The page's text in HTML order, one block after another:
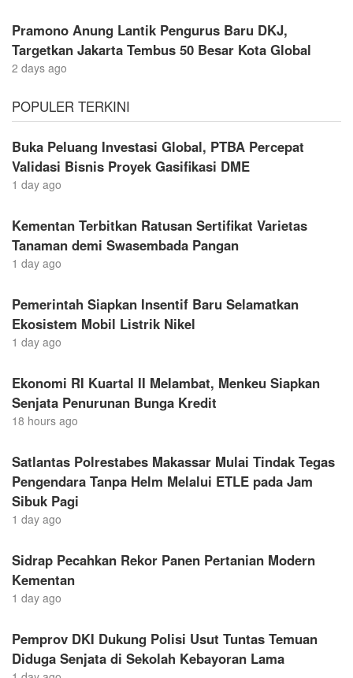
Pramono Anung Lantik Pengurus Baru DKJ,
Targetkan Jakarta Tembus 50 Besar Kota Global
2 days ago
POPULER TERKINI
Buka Peluang Investasi Global, PTBA Percepat
Validasi Bisnis Proyek Gasifikasi DME
1 day ago
Kementan Terbitkan Ratusan Sertifikat Varietas
Tanaman demi Swasembada Pangan
1 day ago
Pemerintah Siapkan Insentif Baru Selamatkan
Ekosistem Mobil Listrik Nikel
1 day ago
Ekonomi RI Kuartal II Melambat, Menkeu Siapkan
Senjata Penurunan Bunga Kredit
18 hours ago
Satlantas Polrestabes Makassar Mulai Tindak Tegas
Pengendara Tanpa Helm Melalui ETLE pada Jam
Sibuk Pagi
1 day ago
Sidrap Pecahkan Rekor Panen Pertanian Modern
Kementan
1 day ago
Pemprov DKI Dukung Polisi Usut Tuntas Temuan
Diduga Senjata di Sekolah Kebayoran Lama